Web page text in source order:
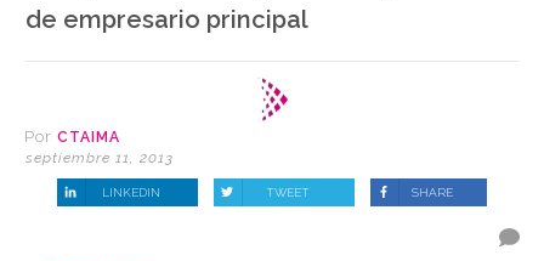
de empresario principal
Por CTAIMA
septiembre 11, 2013
LINKEDIN TWEET SHARE